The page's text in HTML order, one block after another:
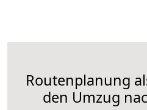
Routenplanung
den Umzug